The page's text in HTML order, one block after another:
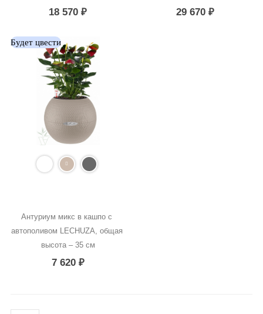
18 570₽ 29 670 ₽
Будет цвести
Антуриум микс в кашпо с
автополивом LECHUZA, общая
высота – 35 см
7 620 ₽